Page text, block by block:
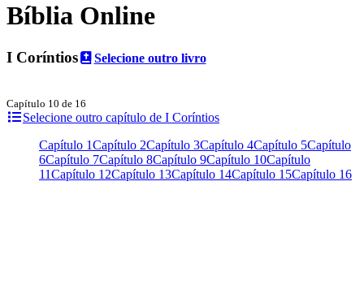
Bíblia Online
I Coríntios Selecione outro livro
Capítulo 10 de 16
Selecione outro capítulo de I Coríntios
Capítulo 1Capítulo 2Capítulo 3Capítulo 4Capítulo 5Capítulo
6Capítulo 7Capítulo 8Capítulo 9Capítulo 10Capítulo
11Capítulo 12Capítulo 13Capítulo 14Capítulo 15Capítulo 16